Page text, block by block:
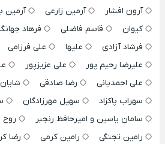
آرون افشار
آرمین زارعی آرمین
کیوان
قاسم فاضلی فرهاد
فرشاد آزادی
علیها علی فرزامی
علیرضا رحیم پور
علی عزیزپور
علی احمدیانی
رضا صادقی
سهراب پاکزاد
سهیل مهرزادگان
سامان یاسین و امیرحافظ رنجبر
روح
رامین تجنگی
رامین کرمی رضا